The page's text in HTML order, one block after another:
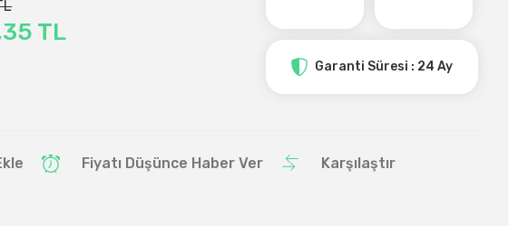
TL
Garanti Süresi : 24 Ay
Fiyatı Düşünce Haber Ver Karşılaştır